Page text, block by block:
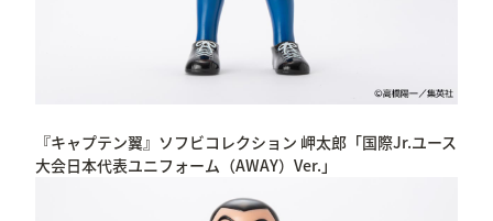
『キャプテン翼』ソフビコレクション 岬太郎「国際Jr.ユース
大会日本代表ユニフォーム（AWAY）Ver.」